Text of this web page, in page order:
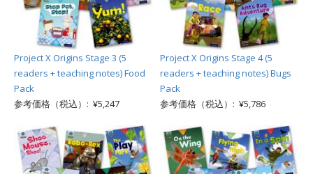
Project X Origins Stage 3 (5
readers + teaching notes) Food
Pack
参考価格（税込）: ¥5,247
Project X Origins Stage 4 (5
readers + teaching notes) Bugs
Pack
参考価格（税込）: ¥5,786